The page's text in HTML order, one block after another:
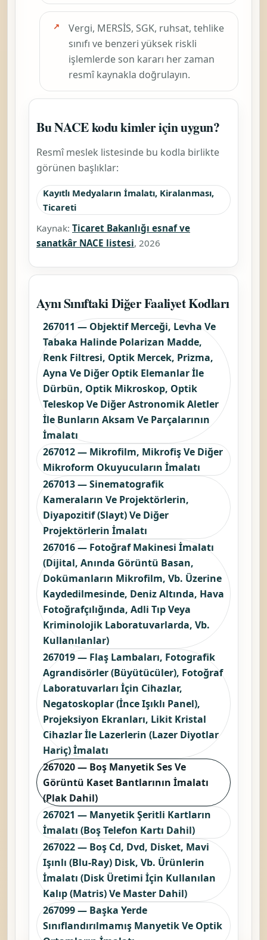
Vergi, MERSİS, SGK, ruhsat, tehlike
sınıfı ve benzeri yüksek riskli
işlemlerde son kararı her zaman
resmî kaynakla doğrulayın.
Bu NACE kodu kimler için uygun?
Resmî meslek listesinde bu kodla birlikte
görünen başlıklar:
Kayıtlı Medyaların İmalatı, Kiralanması,
Ticareti
Kaynak: Ticaret Bakanlığı esnaf ve
sanatkâr NACE listesi, 2026
Aynı Sınıftaki Diğer Faaliyet Kodları
267011 — Objektif Merceği, Levha Ve
Tabaka Halinde Polarizan Madde,
Renk Filtresi, Optik Mercek, Prizma,
Ayna Ve Diğer Optik Elemanlar İle
Dürbün, Optik Mikroskop, Optik
Teleskop Ve Diğer Astronomik Aletler
İle Bunların Aksam Ve Parçalarının
İmalatı
267012 — Mikrofilm, Mikrofiş Ve Diğer
Mikroform Okuyucuların İmalatı
267013 — Sinematografik
Kameraların Ve Projektörlerin,
Diyapozitif (Slayt) Ve Diğer
Projektörlerin İmalatı
267016 — Fotoğraf Makinesi İmalatı
(Dijital, Anında Görüntü Basan,
Dokümanların Mikrofilm, Vb. Üzerine
Kaydedilmesinde, Deniz Altında, Hava
Fotoğrafçılığında, Adli Tıp Veya
Kriminolojik Laboratuvarlarda, Vb.
Kullanılanlar)
267019 — Flaş Lambaları, Fotografik
Agrandisörler (Büyütücüler), Fotoğraf
Laboratuvarları İçin Cihazlar,
Negatoskoplar (İnce Işıklı Panel),
Projeksiyon Ekranları, Likit Kristal
Cihazlar İle Lazerlerin (Lazer Diyotlar
Hariç) İmalatı
267020 — Boş Manyetik Ses Ve
Görüntü Kaset Bantlarının İmalatı
(Plak Dahil)
267021 — Manyetik Şeritli Kartların
İmalatı (Boş Telefon Kartı Dahil)
267022 — Boş Cd, Dvd, Disket, Mavi
Işınlı (Blu-Ray) Disk, Vb. Ürünlerin
İmalatı (Disk Üretimi İçin Kullanılan
Kalıp (Matris) Ve Master Dahil)
267099 — Başka Yerde
Sınıflandırılmamış Manyetik Ve Optik